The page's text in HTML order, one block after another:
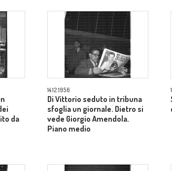
da
14.12.1956
Di Vittorio seduto in tribuna
sfoglia un giornale. Dietro si
vede Giorgio Amendola.
Piano medio